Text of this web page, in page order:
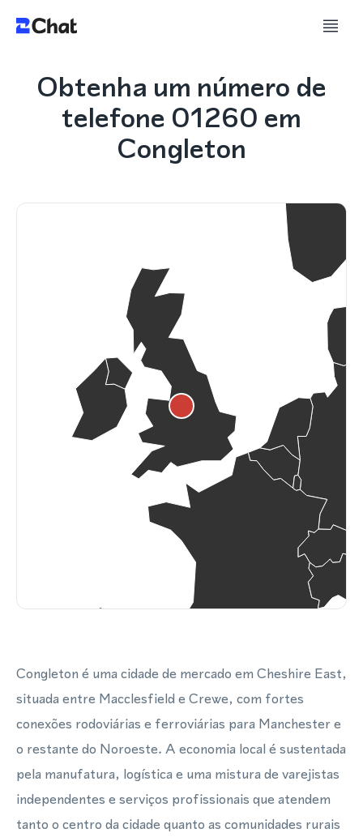
Obtenha um número de
telefone 01260 em
Congleton
Congleton é uma cidade de mercado em Cheshire East,
situada entre Macclesfield e Crewe, com fortes
conexões rodoviárias e ferroviárias para Manchester e
o restante do Noroeste. A economia local é sustentada
pela manufatura, logística e uma mistura de varejistas
independentes e serviços profissionais que atendem
tanto o centro da cidade quanto as comunidades rurais